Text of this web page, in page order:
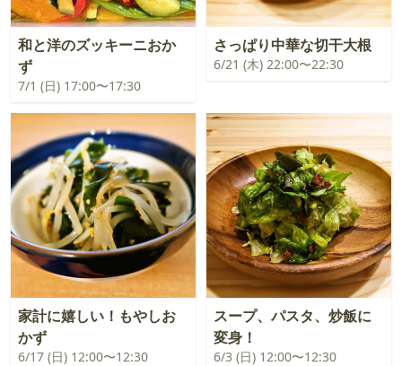
和と洋のズッキーニおか
ず
7/1 (日) 17:00〜17:30
さっぱり中華な切干大根
6/21 (木) 22:00〜22:30
家計に嬉しい！もやしお
かず
6/17 (日) 12:00〜12:30
スープ、パスタ、炒飯に
変身！
6/3 (日) 12:00〜12:30